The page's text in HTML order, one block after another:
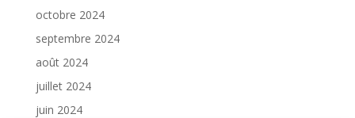
octobre 2024
septembre 2024
août 2024
juillet 2024
juin 2024